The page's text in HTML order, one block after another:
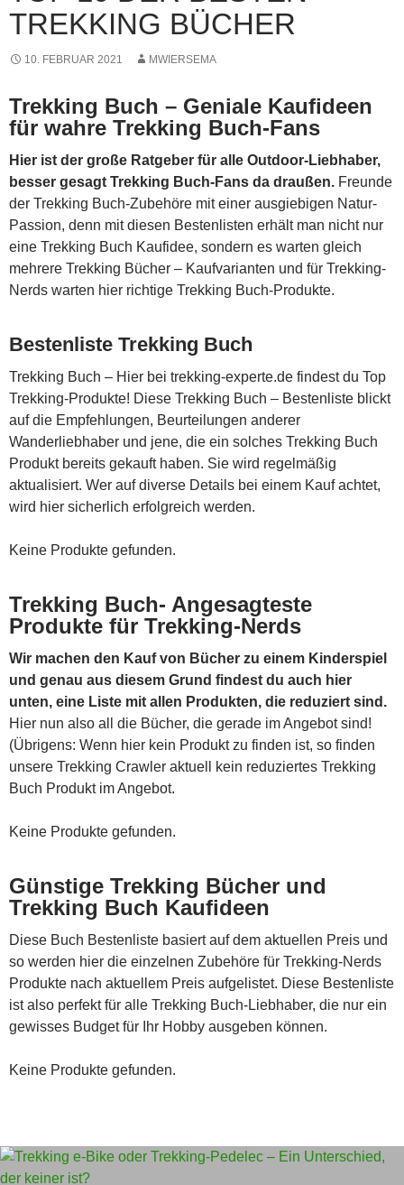
TREKKING BÜCHER
10. FEBRUAR 2021 MWIERSEMA
Trekking Buch – Geniale Kaufideen
für wahre Trekking Buch-Fans
Hier ist der große Ratgeber für alle Outdoor-Liebhaber,
besser gesagt Trekking Buch-Fans da draußen. Freunde
der Trekking Buch-Zubehöre mit einer ausgiebigen Natur-
Passion, denn mit diesen Bestenlisten erhält man nicht nur
eine Trekking Buch Kaufidee, sondern es warten gleich
mehrere Trekking Bücher – Kaufvarianten und für Trekking-
Nerds warten hier richtige Trekking Buch-Produkte.
Bestenliste Trekking Buch
Trekking Buch – Hier bei trekking-experte.de findest du Top
Trekking-Produkte! Diese Trekking Buch – Bestenliste blickt
auf die Empfehlungen, Beurteilungen anderer
Wanderliebhaber und jene, die ein solches Trekking Buch
Produkt bereits gekauft haben. Sie wird regelmäßig
aktualisiert. Wer auf diverse Details bei einem Kauf achtet,
wird hier sicherlich erfolgreich werden.
Keine Produkte gefunden.
Trekking Buch- Angesagteste
Produkte für Trekking-Nerds
Wir machen den Kauf von Bücher zu einem Kinderspiel
und genau aus diesem Grund findest du auch hier
unten, eine Liste mit allen Produkten, die reduziert sind.
Hier nun also all die Bücher, die gerade im Angebot sind!
(Übrigens: Wenn hier kein Produkt zu finden ist, so finden
unsere Trekking Crawler aktuell kein reduziertes Trekking
Buch Produkt im Angebot.
Keine Produkte gefunden.
Günstige Trekking Bücher und
Trekking Buch Kaufideen
Diese Buch Bestenliste basiert auf dem aktuellen Preis und
so werden hier die einzelnen Zubehöre für Trekking-Nerds
Produkte nach aktuellem Preis aufgelistet. Diese Bestenliste
ist also perfekt für alle Trekking Buch-Liebhaber, die nur ein
gewisses Budget für Ihr Hobby ausgeben können.
Keine Produkte gefunden.